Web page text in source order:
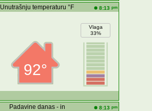
Unutrašnju temperaturu °F 8:13 pm
92°
Vlaga
33%
Padavine danas - in 8:13 pm